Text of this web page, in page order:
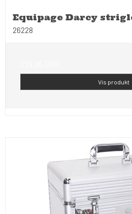
Equipage Darcy
26228
Vis produkt